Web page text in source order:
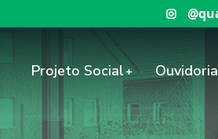
Projeto Social Ouvidoria